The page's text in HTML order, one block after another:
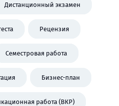
Дистанционный экзамен
Рецензия
Семестровая работа
Бизнес-план
работа (ВКР)